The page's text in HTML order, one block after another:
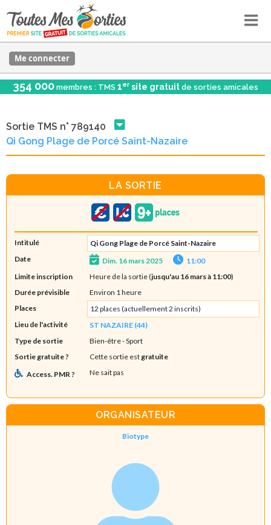
Me connecter
354 000 membres : TMS 1er site gratuit de sorties amicales
Sortie TMS n° 789140
Qi Gong Plage de Porcé Saint-Nazaire
LA SORTIE
Intitulé
Qi Gong Plage de Porcé Saint-Nazaire
Date
Dim. 16 mars 2025
11:00
Limite inscription
Heure de la sortie (jusqu'au 16 mars à 11:00)
Durée prévisible
Environ 1 heure
Places
12 places (actuellement 2 inscrits)
Lieu de l'activité
ST NAZAIRE (44)
Type de sortie
Bien-être- Sport
Sortie gratuite ?
Cette sortie est gratuite
Access. PMR ?
Ne sait pas
ORGANISATEUR
Biotype